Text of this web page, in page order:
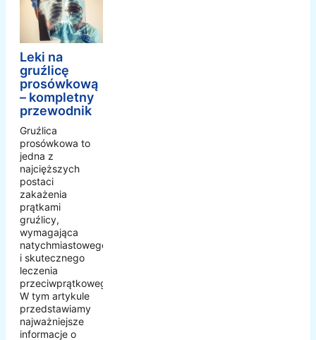
Leki na
gruźlicę
prosówkową
– kompletny
przewodnik
Gruźlica
prosówkowa to
jedna z
najcięższych
postaci
zakażenia
prątkami
gruźlicy,
wymagająca
natychmiastowego
i skutecznego
leczenia
przeciwprątkowego.
W tym artykule
przedstawiamy
najważniejsze
informacje o